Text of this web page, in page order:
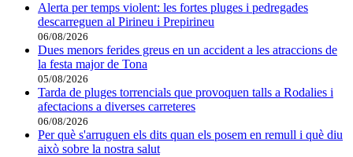
Alerta per temps violent: les fortes pluges i pedregades
descarreguen al Pirineu i Prepirineu
06/08/2026
Dues menors ferides greus en un accident a les atraccions de
la festa major de Tona
05/08/2026
Tarda de pluges torrencials que provoquen talls a Rodalies i
afectacions a diverses carreteres
06/08/2026
Per què s'arruguen els dits quan els posem en remull i què diu
això sobre la nostra salut